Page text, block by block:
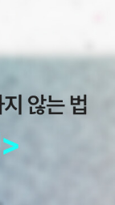
이스 메이커이야기
너가 아닌가. 때로
서 말이다.혼자 달
. p.93슬로우 러